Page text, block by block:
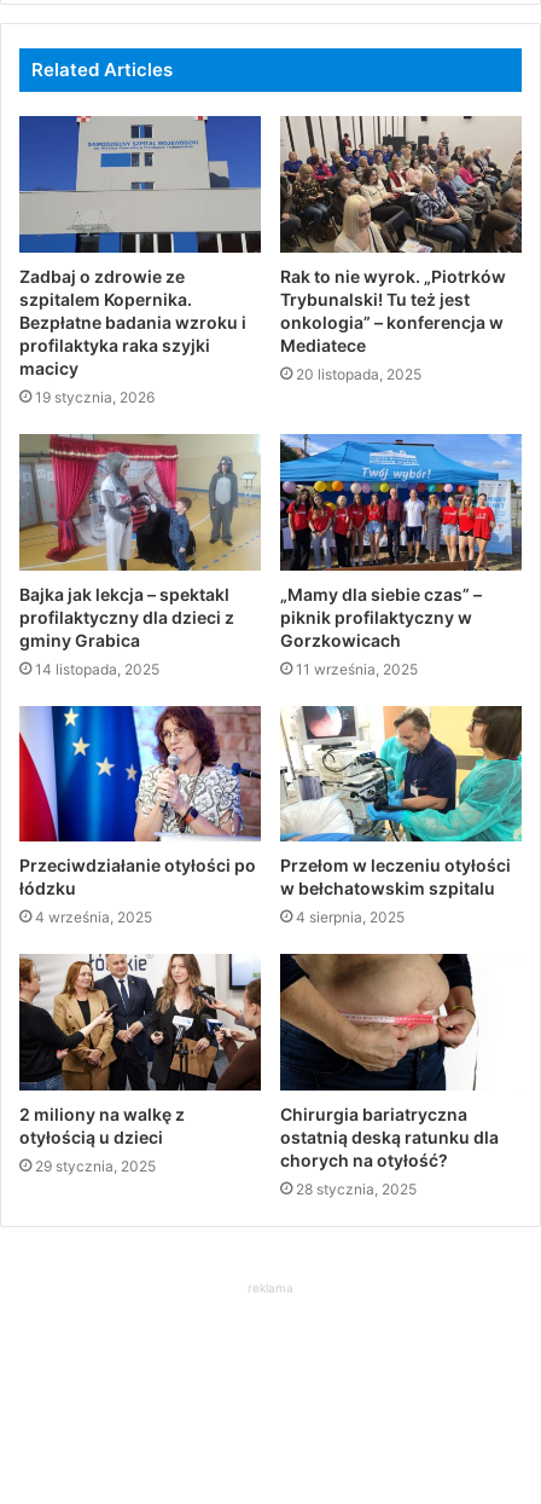
Related Articles
Zadbaj o zdrowie ze
szpitalem Kopernika.
Bezpłatne badania wzroku i
profilaktyka raka szyjki
macicy
19 stycznia, 2026
Rak to nie wyrok. „Piotrków
Trybunalski! Tu też jest
onkologia” – konferencja w
Mediatece
20 listopada, 2025
Bajka jak lekcja – spektakl
profilaktyczny dla dzieci z
gminy Grabica
14 listopada, 2025
„Mamy dla siebie czas” –
piknik profilaktyczny w
Gorzkowicach
11 września, 2025
Przeciwdziałanie otyłości po
łódzku
4 września, 2025
Przełom w leczeniu otyłości
w bełchatowskim szpitalu
4 sierpnia, 2025
2 miliony na walkę z
otyłością u dzieci
29 stycznia, 2025
Chirurgia bariatryczna
ostatnią deską ratunku dla
chorych na otyłość?
28 stycznia, 2025
reklama